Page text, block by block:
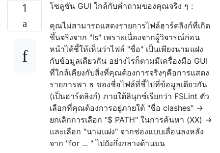
1
โซลูชัน GUI ใกล้กับคำถามของคุณจริง ๆ :
คุณไม่สามารถแสดงรายการไฟล์ฮาร์ดลิงก์ที่เกิด
ขึ้นจริงจาก "ls" เพราะเนื่องจากผู้วิจารณ์ก่อน
หน้าได้ชี้ให้เห็นว่าไฟล์ "ชื่อ" เป็นเพียงนามแฝง
กับข้อมูลเดียวกัน อย่างไรก็ตามมีเครื่องมือ GUI
ที่ใกล้เคียงกับสิ่งที่คุณต้องการจริงๆคือการแสดง
รายการพา ธ ของชื่อไฟล์ที่ชี้ไปที่ข้อมูลเดียวกัน
(เป็นฮาร์ดลิงก์) ภายใต้ลินุกซ์เรียกว่า FSLint ตัว
เลือกที่คุณต้องการอยู่ภายใต้ "ชื่อ clashes" ->
ยกเลิกการเลือก "$ PATH" ในการค้นหา (XX) ->
และเลือก "นามแฝง" จากช่องแบบเลื่อนลงหลัง
จาก "for ... " ไปยังกึ่งกลางด้านบน